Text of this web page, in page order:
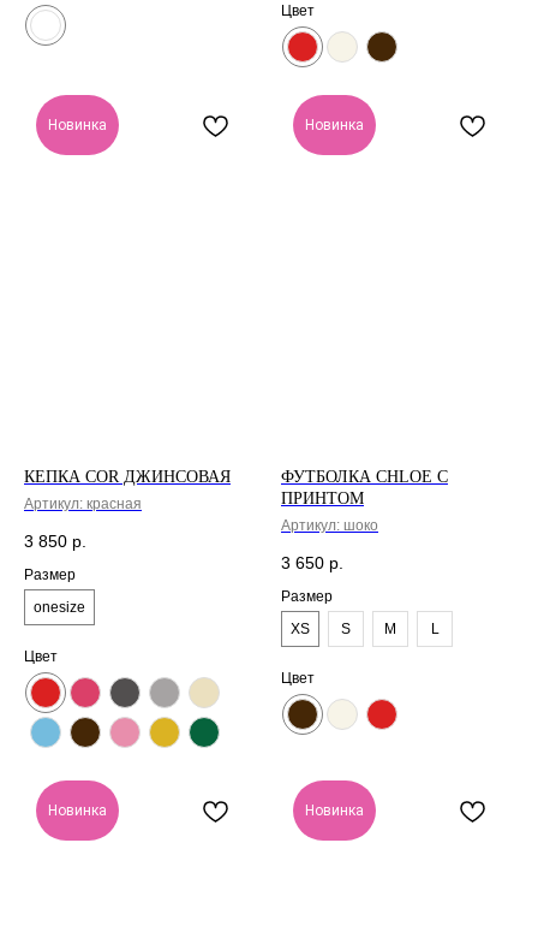
Цвет
Новинка
КЕПКА COR ДЖИНСОВАЯ
Артикул: красная
3 850 р.
Размер
onesize
Цвет
Новинка
ФУТБОЛКА CHLOE С
ПРИНТОМ
Артикул: шоко
3 650 р.
Размер
XS
S M L
Цвет
Новинка Новинка
Доставка рассчитывается
автоматически при
оформлении заказа по
тарифам СДЭК. После
mail придет трек-номер
для отслеживания.
В случае, если вам не
пришел номер